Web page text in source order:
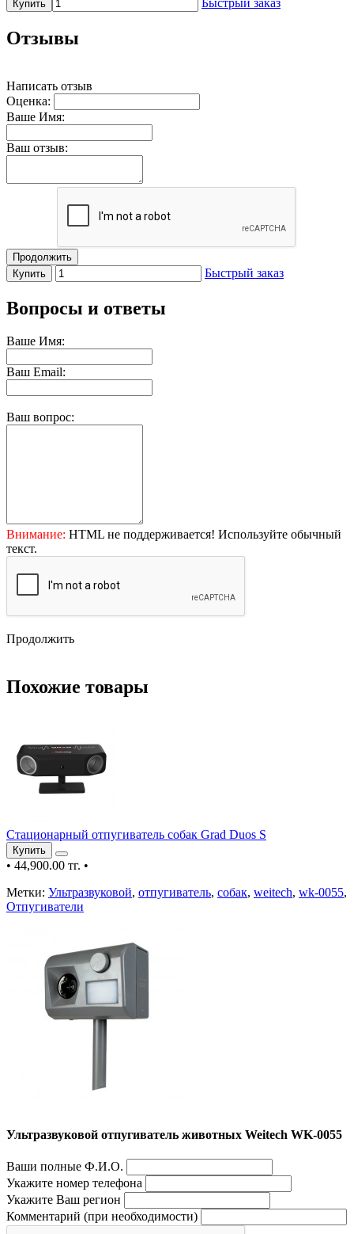
Купить
Отзывы
Написать отзыв
Оценка:
Ваше Имя:
Ваш отзыв:
Продолжить
Купить
Быстрый заказ
Вопросы и ответы
Ваше Имя:
Ваш Email:
Ваш вопрос:
Внимание: HTML не поддерживается! Используйте обычный
текст.
Продолжить
Похожие товары
Стационарный отпугиватель собак Grad Duos S
Купить
• 44,900.00 тг. •
Метки: Ультразвуковой, отпугиватель, собак, weitech, wk-0055,
Отпугиватели
Ультразвуковой отпугиватель животных Weitech WK-0055
Ваши полные Ф.И.О.
Укажите номер телефона
Укажите Ваш регион
Комментарий (при необходимости)